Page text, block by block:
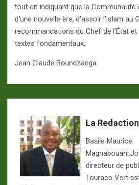
tout en indiquant que la Communauté
d’une nouvelle ère, d’assoir l’islam au
recommandations du Chef de l’État
textes fondamentaux.
Jean Claude Boundzanga
La Redaction
Basile Maurice
directeur de
Touraco Vert